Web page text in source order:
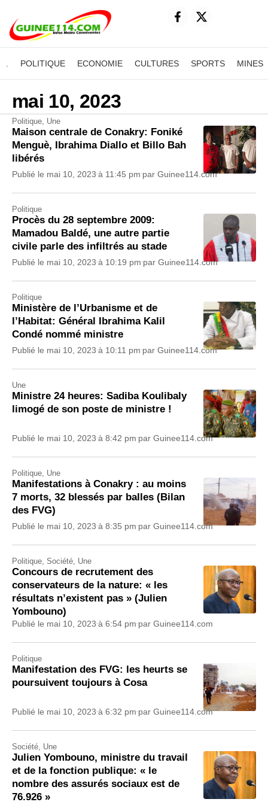
POLITIQUE ECONOMIE CULTURES SPORTS MINES
mai 10, 2023
Politique Une
Maison centrale de Conakry: Foniké
Menguè, Ibrahima Diallo et Billo Bah
libérés
Publié le mai 10, 2023 à 11:45 pm par Guinee114.com
Politique
Procès du 28 septembre 2009:
Mamadou Baldé, une autre partie
civile parle des infiltrés au stade
Publié le mai 10, 2023 à 10:19 pm par Guinee114.com
Politique
Ministère de l’Urbanisme et de
l’Habitat: Général Ibrahima Kalil
Condé nommé ministre
Publié le mai 10, 2023 à 10:11 pm par Guinee114.com
Une
Ministre 24 heures: Sadiba Koulibaly
limogé de son poste de ministre !
Publié le mai 10, 2023 à 8:42 pm par Guinee114.com
Politique Une
Manifestations à Conakry : au moins
7 morts, 32 blessés par balles (Bilan
des FVG)
Publié le mai 10, 2023 à 8:35 pm par Guinee114.com
Politique Société Une
Concours de recrutement des
conservateurs de la nature: « les
résultats n’existent pas » (Julien
Yombouno)
Publié le mai 10, 2023 à 6:54 pm par Guinee114.com
Politique
Manifestation des FVG: les heurts se
poursuivent toujours à Cosa
Publié le mai 10, 2023 à 6:32 pm par Guinee114.com
Société Une
Julien Yombouno, ministre du travail
et de la fonction publique: « le
nombre des assurés sociaux est de
76.926 »